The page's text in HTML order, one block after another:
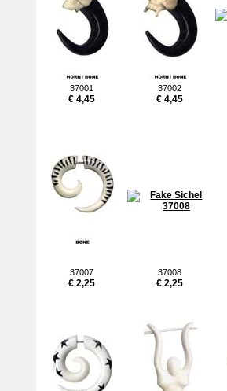
37001
€ 4,45
37002
€ 4,45
37007
€ 2,25
37008
€ 2,25